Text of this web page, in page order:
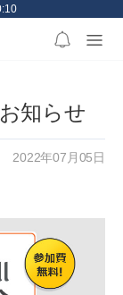
知らせ
2022年07月05日